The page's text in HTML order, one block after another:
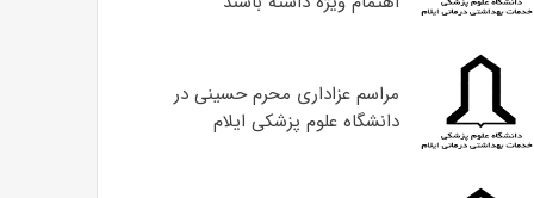
مراسم عزاداری محرم حسینی در
دانشگاه علوم پزشکی ایلام